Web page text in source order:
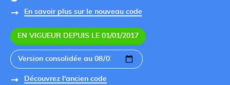
En savoir plus sur le nouveau code
EN VIGUEUR DEPUIS LE 01/01/2017
Découvrez l'ancien code